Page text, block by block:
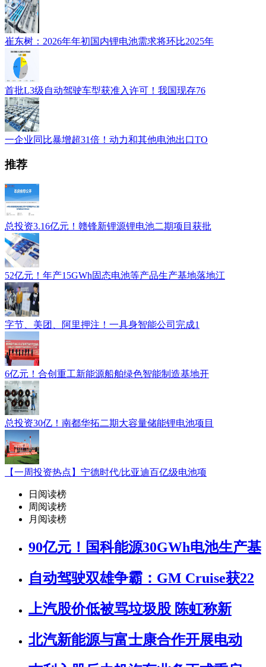
崔东树：2026年年初国内锂电池需求将环比2025年
首批L3级自动驾驶车型获准入许可！我国现存76
一企业同比暴增超31倍！动力和其他电池出口TO
推荐
总投资3.16亿元！赣锋新锂源锂电池二期项目获批
52亿元！年产15GWh固态电池等产品生产基地落地江
字节、美团、阿里押注！一具身智能公司完成1
6亿元！合创重工新能源船舶绿色智能制造基地开
总投资30亿！南都华拓二期大容量储能锂电池项目
【一周投资热点】宁德时代/比亚迪百亿级电池项
日阅读榜
周阅读榜
月阅读榜
90亿元！国科能源30GWh电池生产基
自动驾驶双雄争霸：GM Cruise获22
上汽股价低被骂垃圾股 陈虹称新
北汽新能源与富士康合作开展电动